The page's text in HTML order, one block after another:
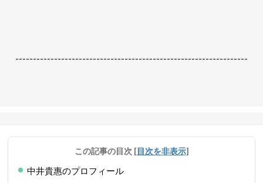
------------------------------------------------------------------
この記事の目次 [目次を非表示]
中井貴惠のプロフィール